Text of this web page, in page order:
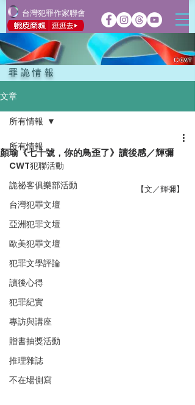
台灣犯罪作家聯會
罪詭情報
文章
所有情報
CWT犯聯活動
詭祕客俱樂部活動
台灣犯罪文壇
亞洲犯罪文壇
歐美犯罪文壇
犯罪文學評論
讀後心得
犯罪紀實
專訪與講座
贈書抽獎活動
推理雜誌
不在場側寫
所有情報
顏瑜《七十號，你的鳥歪了》讀後感／輝彌
【文／輝彌】